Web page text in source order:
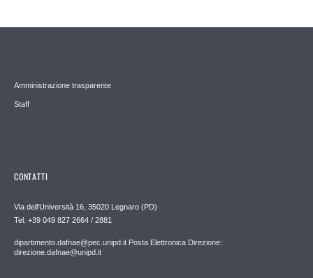
Amministrazione trasparente
Staff
CONTATTI
Via dell'Università 16, 35020 Legnaro (PD)
Tel. +39 049 827 2664 / 2881
dipartimento.dafnae@pec.unipd.it Posta Elettronica Direzione:
direzione.dafnae@unipd.it